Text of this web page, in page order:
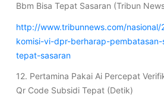
Bbm Bisa Tepat Sasaran (Tribun
http://www.tribunnews.com/
komisi-vi-dpr-berharap-
tepat-sasaran
12. Pertamina Pakai Ai Percepat
Qr Code Subsidi Tepat (Detik)